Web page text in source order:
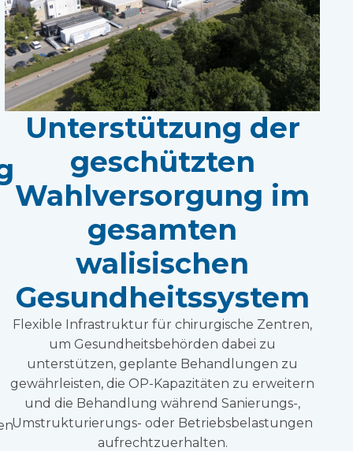
Unterstützung der
geschützten
Wahlversorgung im
gesamten
walisischen
Gesundheitssystem
Flexible Infrastruktur für chirurgische Zentren,
um Gesundheitsbehörden dabei zu
unterstützen, geplante Behandlungen zu
gewährleisten, die OP-Kapazitäten zu erweitern
und die Behandlung während Sanierungs-,
Umstrukturierungs- oder Betriebsbelastungen
aufrechtzuerhalten.